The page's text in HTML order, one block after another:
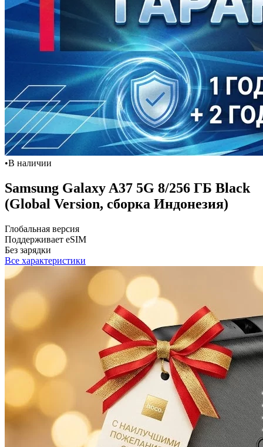
•В наличии
Samsung Galaxy A37 5G 8/256 ГБ Black
(Global Version, сборка Индонезия)
Глобальная версия
Поддерживает eSIM
Без зарядки
Все характеристики